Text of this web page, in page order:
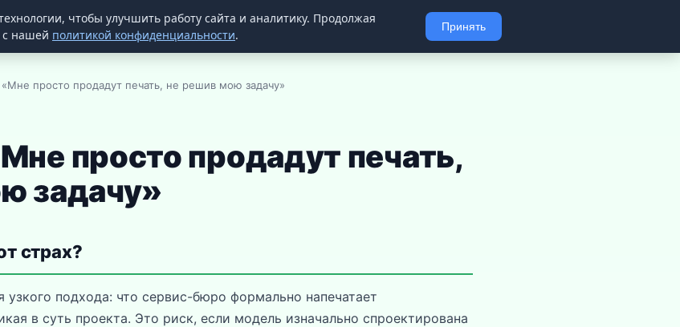
📚 Статьи
просто продадут печать, не решив мою задачу»
просто продадут печать,
задачу»
страх?
узкого подхода: что сервис-бюро формально напечатает
в суть проекта. Это риск, если модель изначально спроектирована
чтобы улучшить работу сайта и аналитику. Продолжая
с нашей политикой конфиденциальности.
Принять